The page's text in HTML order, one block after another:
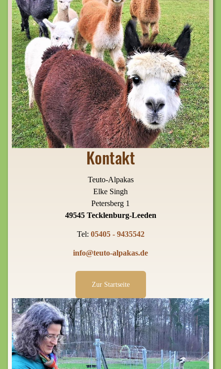
Kontakt
Teuto-Alpakas
Elke Singh
Petersberg 1
49545 Tecklenburg-Leeden
Tel: 05405 - 9435542
info@teuto-alpakas.de
Zur Startseite